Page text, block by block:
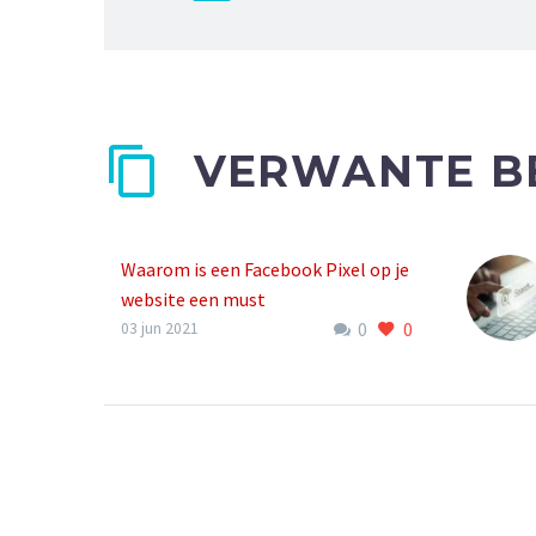
VERWANTE
Waarom is een Facebook Pixel op je
website een must
0
0
03 jun 2021